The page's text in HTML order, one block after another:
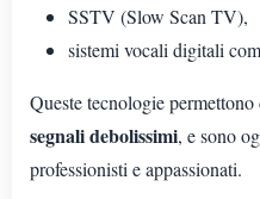
SSTV (Slow Scan TV),
sistemi vocali digitali
Queste tecnologie
segnali debolissimi, e sono
professionisti e appassionati.